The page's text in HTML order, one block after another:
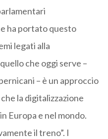
ha portato questo
legati alla
che oggi serve –
– è un approccio
la digitalizzazione
Europa e nel mondo.
il treno”. I